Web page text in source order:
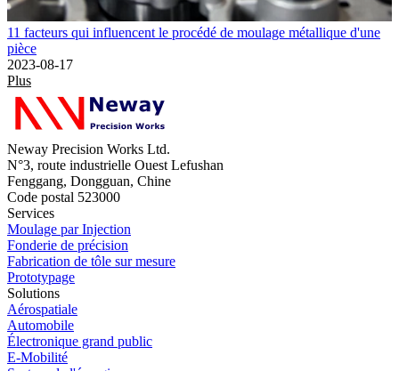
11 facteurs qui influencent le procédé de moulage métallique d'une
pièce
2023-08-17
Plus
Neway Precision Works Ltd.
N°3, route industrielle Ouest Lefushan
Fenggang, Dongguan, Chine
Code postal 523000
Services
Moulage par Injection
Fonderie de précision
Fabrication de tôle sur mesure
Prototypage
Solutions
Aérospatiale
Automobile
Électronique grand public
E-Mobilité